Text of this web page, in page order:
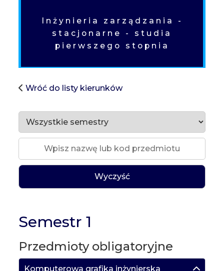
Inżynieria zarządzania -
stacjonarne - studia
pierwszego stopnia
Wróć do listy kierunków
Wyczyść
Semestr 1
Przedmioty obligatoryjne
Komputerowa grafika inżynierska